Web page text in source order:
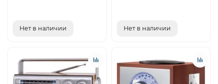
Нет в наличии Нет в наличии